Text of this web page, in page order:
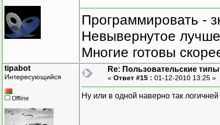
Программировать -
Невывернутое
Многие готовы
tipabot
Интересующийся
Offline
Re: Пользовательские
« Ответ #15 : 01-12-2010 13:25 »
Ну или в одной наверно так логичней